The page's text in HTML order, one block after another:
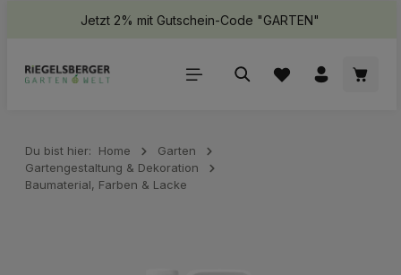
springenJetzt 2% mit Gutschein-Code "GARTEN"
Du bist hier: Home
Garten
Gartengestaltung & Dekoration
Baumaterial, Farben & Lacke